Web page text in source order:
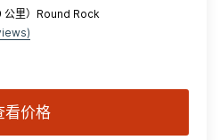
公里）Round Rock
看价格